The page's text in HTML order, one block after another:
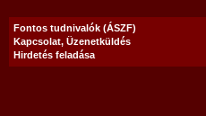
Fontos tudnivalók (ÁSZF)
Kapcsolat, Üzenetküldés
Hirdetés feladása